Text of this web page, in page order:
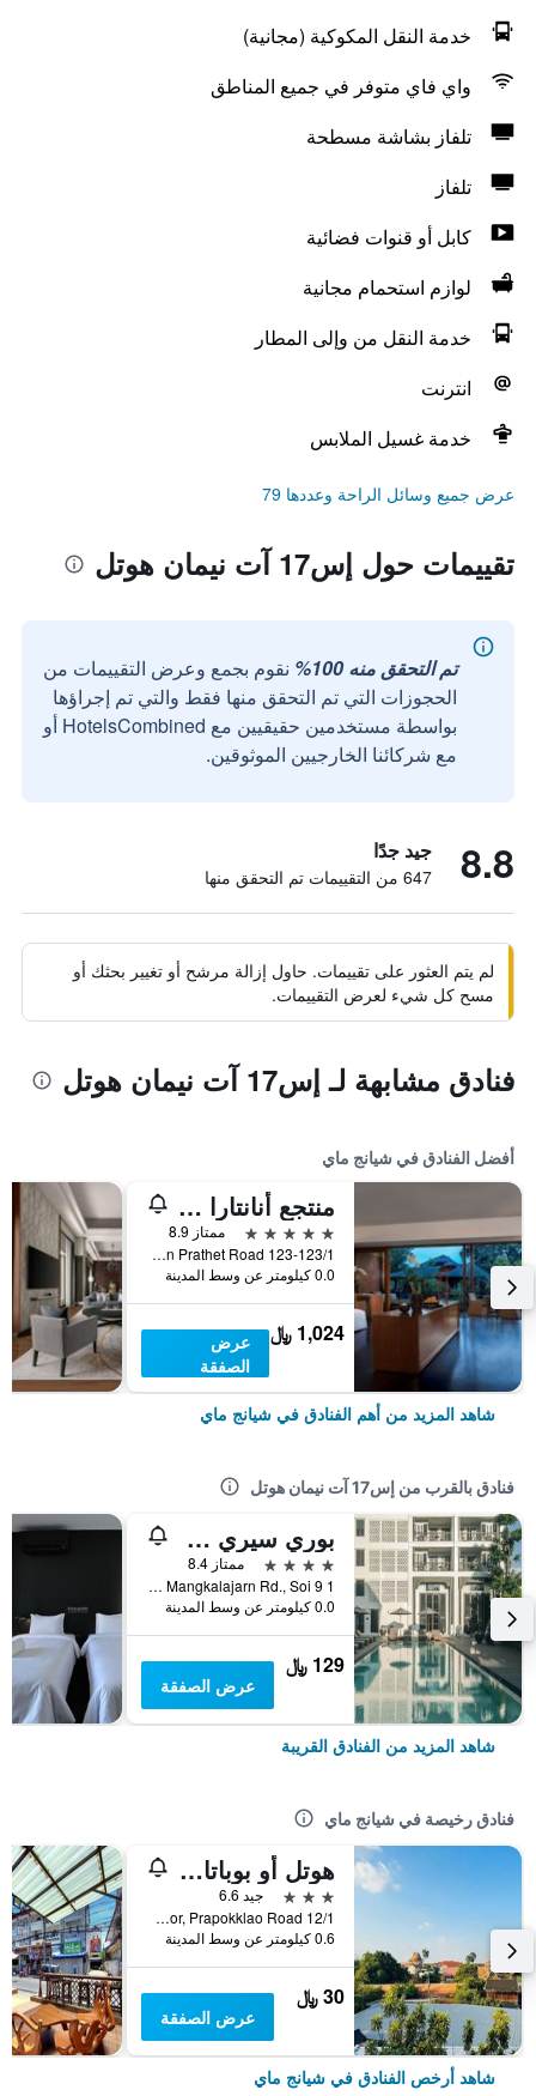
خدمة النقل المكوكية (مجانية)
واي فاي متوفر في جميع المناطق
تلفاز بشاشة مسطحة
تلفاز
كابل أو قنوات فضائية
لوازم استحمام مجانية
خدمة النقل من وإلى المطار
انترنت
خدمة غسيل الملابس
عرض جميع وسائل الراحة وعددها 79
تقييمات حول إس17 آت نيمان هوتل
تم التحقق منه 100%
نقوم بجمع وعرض التقييمات من
الحجوزات التي تم التحقق منها فقط والتي تم إجراؤها
بواسطة مستخدمين حقيقيين مع HotelsCombined أو
مع شركائنا الخارجيين الموثوقين.
8.8 جيد جدًا
647 من التقييمات تم التحقق منها
لم يتم العثور على تقييمات. حاول إزالة مرشح أو تغيير بحثك أو
مسح كل شيء لعرض التقييمات.
فنادق مشابهة لـ إس17 آت نيمان هوتل
أفضل الفنادق في شيانج ماي
منتجع أنانتارا شيانغ ماي
5 نجوم
ممتاز 8.9
123-123/1 Charoen Prathet Road, شيانج ماي, تايلاند
0.0 كيلومتر عن وسط المدينة
1,024 ﷼
عرض
الصفقة
شاهد المزيد من أهم الفنادق في شيانج ماي
فنادق بالقرب من إس17 آت نيمان هوتل
بوري سيري هوتل
4 نجوم
ممتاز 8.4
1 Siri Mangkalajarn Rd., Soi 9, شيانج ماي, تايلاند
0.0 كيلومتر عن وسط المدينة
129 ﷼
عرض الصفقة
شاهد المزيد من الفنادق القريبة
فنادق رخيصة في شيانج ماي
هوتل أو بوباتارا تشيانغماي
3 نجوم
جيد 6.6
12/1 Soi 4 Kor, Prapokklao Road, شيانج ماي, تايلاند
0.6 كيلومتر عن وسط المدينة
30 ﷼
عرض الصفقة
شاهد أرخص الفنادق في شيانج ماي